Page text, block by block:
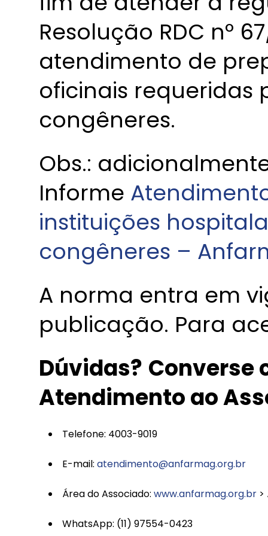
Resolução RDC nº
atendimento de
oficinais requeridas
congêneres.
Obs.:
Informe
instituições
congêneres –
A norma entra em
publicação. Para
Dúvidas? Converse
Atendimento ao
Telefone: 4003-9019
E-mail: atendimento@anfarmag.org.br
Área do Associado: www.anfarmag.org.br >
WhatsApp: (11) 97554-0423